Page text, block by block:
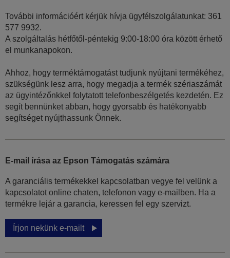
További információért kérjük hívja ügyfélszolgálatunkat: 361
577 9932.
A szolgáltalás hétfőtől-péntekig 9:00-18:00 óra között érhető
el munkanapokon.
Ahhoz, hogy terméktámogatást tudjunk nyújtani termékéhez,
szükségünk lesz arra, hogy megadja a termék szériaszámát
az ügyintézőnkkel folytatott telefonbeszélgetés kezdetén. Ez
segít bennünket abban, hogy gyorsabb és hatékonyabb
segítséget nyújthassunk Önnek.
E-mail írása az Epson Támogatás számára
A garanciális termékekkel kapcsolatban vegye fel velünk a
kapcsolatot online chaten, telefonon vagy e-mailben. Ha a
termékre lejár a garancia, keressen fel egy szervizt.
Írjon nekünk e-mailt